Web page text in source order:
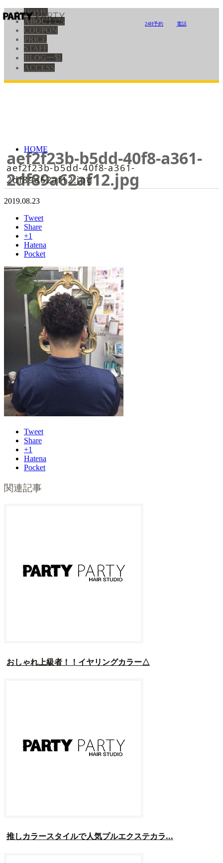
24H予約 電話
HOME
ABOUT US
COUPON
PRICE
STAFF
BLOG一覧
ACCESS
aef2f23b-b5dd-40f8-a361-
2df89a62af12.jpg
HOME
aef2f23b-b5dd-40f8-a361-
2df89a62af12.jpg
2019.08.23
Tweet
Share
+1
Hatena
Pocket
Tweet
Share
+1
Hatena
Pocket
関連記事
おしゃれ上級者！！イヤリングカラー△
推しカラースタイルで人気プルエクステカラ...